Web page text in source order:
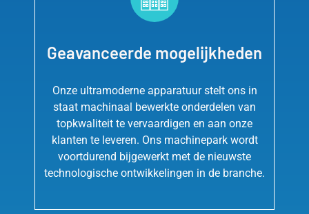
Geavanceerde mogelijkheden
Onze ultramoderne apparatuur stelt ons in
staat machinaal bewerkte onderdelen van
topkwaliteit te vervaardigen en aan onze
klanten te leveren. Ons machinepark wordt
voortdurend bijgewerkt met de nieuwste
technologische ontwikkelingen in de branche.